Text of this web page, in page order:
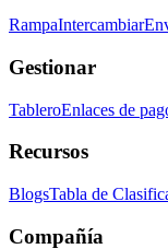
RampaIntercambiar
Gestionar
TableroEnlaces de
Recursos
BlogsTabla de
Compañía